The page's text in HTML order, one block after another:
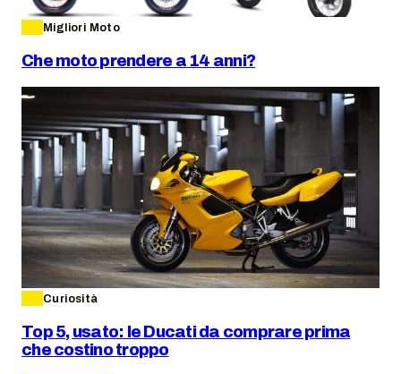
Migliori Moto
Che moto prendere a 14 anni?
Curiosità
Top 5, usato: le Ducati da comprare prima
che costino troppo